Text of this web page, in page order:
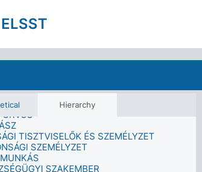
ELSST
Hierarchy
FOGLALKOZÁS SZERINT
TISZTVISELŐK ÉS SZEMÉLYZET
SZEMÉLYZET
SZAKEMBER